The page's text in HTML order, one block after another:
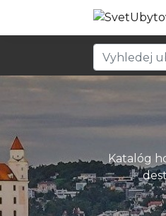
Katalóg